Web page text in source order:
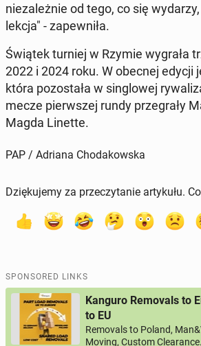
nieza­leżnie od tego, co się
lekcja" - za­pewniła.
Świątek turniej w Rzymie wygrała
2022 i 2024 roku. W obecnej edycji
która po­została w sin­glowej
mecze pier­wszej rundy prze­grały
Magda Linette.
PAP / Adriana Chodakowska
Dziękujemy za przeczytanie artykułu.
SPONSORED LINKS
Kanguro Removals to
to EU
Removals to Poland,
Moving, Custom